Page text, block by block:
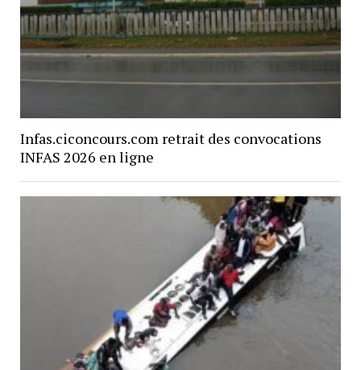
Infas.ciconcours.com retrait des convocations
INFAS 2026 en ligne